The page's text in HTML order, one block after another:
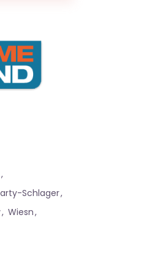
Schlager
Wiesn